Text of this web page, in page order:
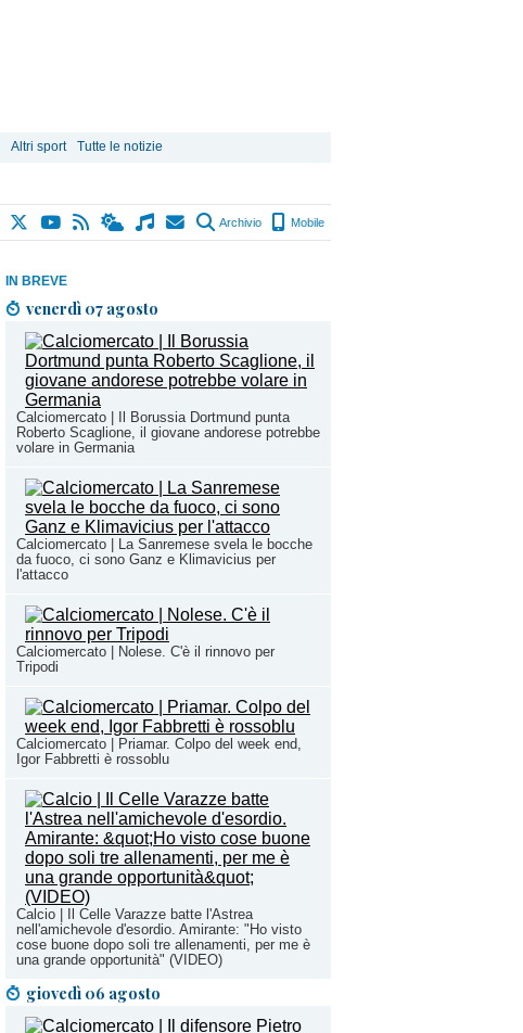
Altri sport
Tutte le notizie
Archivio Mobile
IN BREVE
venerdì 07 agosto
Calciomercato | Il Borussia Dortmund punta
Roberto Scaglione, il giovane andorese potrebbe
volare in Germania
Calciomercato | La Sanremese svela le bocche
da fuoco, ci sono Ganz e Klimavicius per
l'attacco
Calciomercato | Nolese. C'è il rinnovo per
Tripodi
Calciomercato | Priamar. Colpo del week end,
Igor Fabbretti è rossoblu
Calcio | Il Celle Varazze batte l'Astrea
nell'amichevole d'esordio. Amirante: "Ho visto
cose buone dopo soli tre allenamenti, per me è
una grande opportunità" (VIDEO)
giovedì 06 agosto